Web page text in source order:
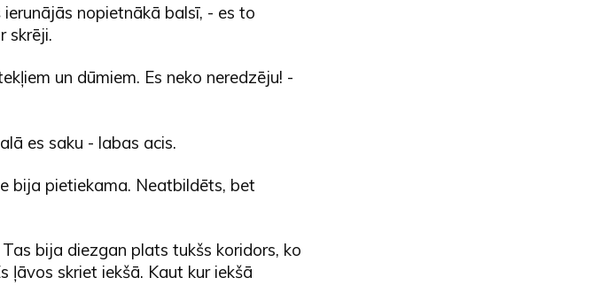
nopietnākā balsī, - es to
skrēji.
un dūmiem. Es neko neredzēju! -
es saku - labas acis.
bija pietiekama. Neatbildēts, bet
bija diezgan plats tukšs koridors, ko
ļāvos skriet iekšā. Kaut kur iekšā